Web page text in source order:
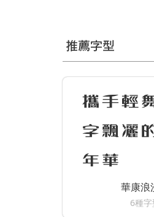
推薦字型
攜手輕
字飄灑
年華
華康浪
6種字